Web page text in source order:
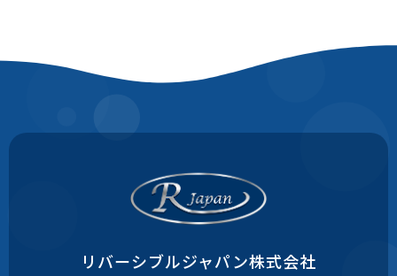
リバーシブルジャパン株式会社